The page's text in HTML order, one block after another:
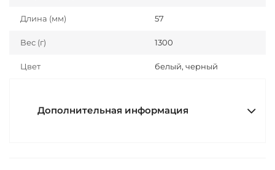
Длина (мм) 57
Вес (г) 1300
Цвет белый, черный
Дополнительная информация